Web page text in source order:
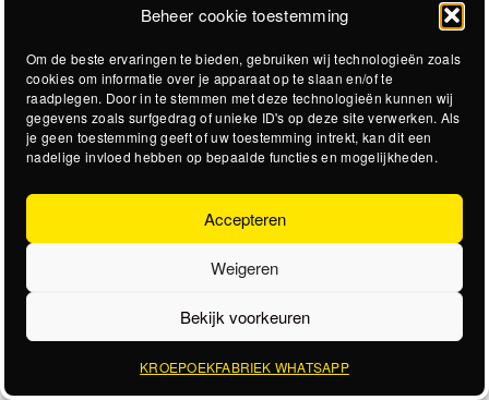
Beheer cookie toestemming
Om de beste ervaringen te bieden, gebruiken wij technologieën zoals
cookies om informatie over je apparaat op te slaan en/of te
raadplegen. Door in te stemmen met deze technologieën kunnen wij
gegevens zoals surfgedrag of unieke ID's op deze site verwerken. Als
je geen toestemming geeft of uw toestemming intrekt, kan dit een
nadelige invloed hebben op bepaalde functies en mogelijkheden.
Accepteren
Weigeren
Bekijk voorkeuren
KROEPOEKFABRIEK WHATSAPP